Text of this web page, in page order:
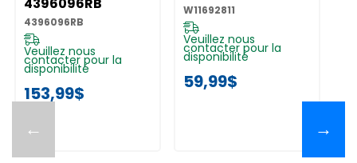
←
4396096RB
Veuillez nous
contacter pour la
disponibilité
153,99$
W11692811
Veuillez nous
contacter pour la
disponibilité
59,99$
→